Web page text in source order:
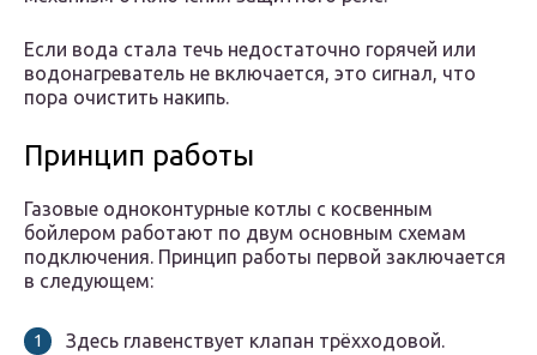
Если вода стала течь недостаточно горячей или
водонагреватель не включается, это сигнал, что
пора очистить накипь.
Принцип работы
Газовые одноконтурные котлы с косвенным
бойлером работают по двум основным схемам
подключения. Принцип работы первой заключается
в следующем:
Здесь главенствует клапан трёхходовой.